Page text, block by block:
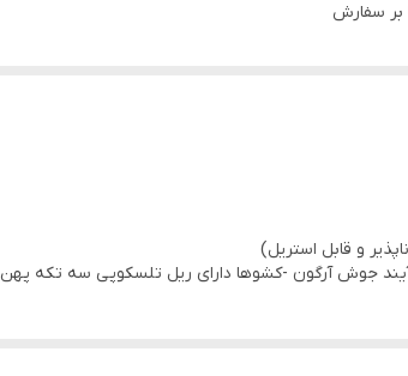
بر سفارش
جوش آرگون -کشوها دارای ریل تلسکوپی سه تکه پهن